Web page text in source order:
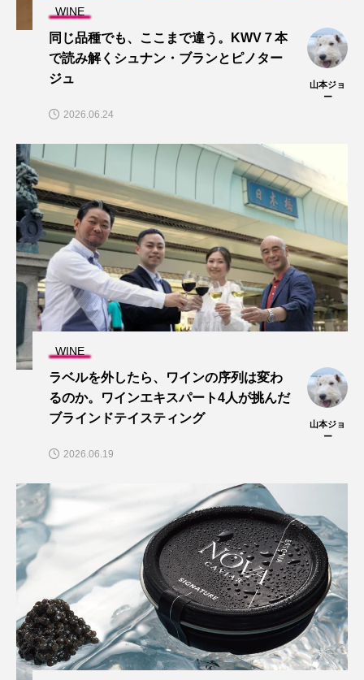
WINE
同じ品種でも、ここまで違う。KWV７本
で読み解くシュナン・ブランとピノター
ジュ
山本ジョ
ー
2026.06.24
WINE
ラベルを外したら、ワインの序列は変わ
るのか。ワインエキスパート4人が挑んだ
ブラインドテイスティング
山本ジョ
ー
2026.06.19